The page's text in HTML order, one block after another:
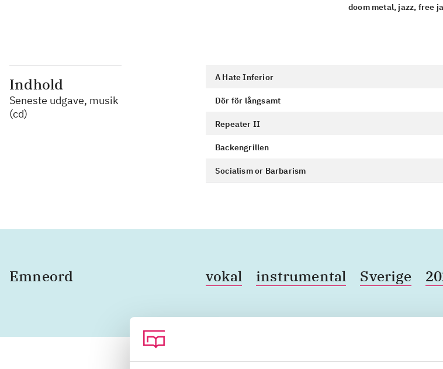
doom metal, jazz, free
Indhold
Seneste udgave, musik
(cd)
A Hate Inferior
Dör för långsamt
Repeater II
Backengrillen
Socialism or Barbarism
Emneord vokal instrumental Sverige